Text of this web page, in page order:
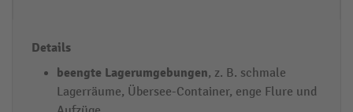
z
w
e
a
g
beengte Lagerumgebungen, z. B. schmale
Lagerräume, Übersee-Container, enge Flure und